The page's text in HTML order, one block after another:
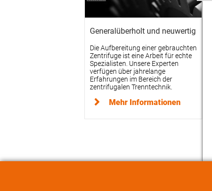
Generalüberholt und neuwertig
Die Aufbereitung einer gebrauchten
Zentrifuge ist eine Arbeit für echte
Spezialisten. Unsere Experten
verfügen über jahrelange
Erfahrungen im Bereich der
zentrifugalen Trenntechnik.
Mehr Informationen